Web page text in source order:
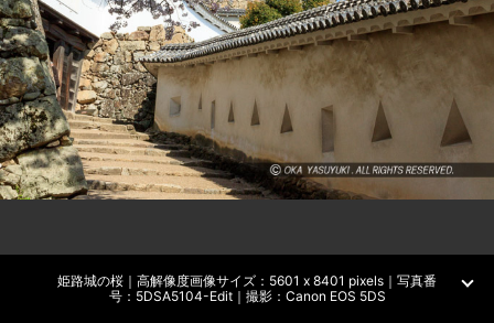
姫路城の桜｜高解像度画像サイズ：5601 x 8401 pixels｜写真番
号：5DSA5104-Edit｜撮影：Canon EOS 5DS